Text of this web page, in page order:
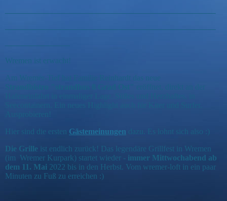
Ausprobieren!
Hier sind die ersten Gästemeinungen dazu. Es lohnt sich also :)
Die Grille ist endlich zurück! Das legendäre Grillfest in Wremen
(im Wremer Kurpark) startet wieder - immer Mittwochabend ab
dem 11. Mai 2022 bis in den Herbst. Vom wremer-loft in ein paar
Minuten zu Fuß zu erreichen :)